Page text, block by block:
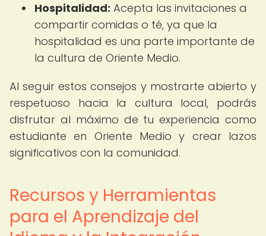
Hospitalidad: Acepta las invitaciones a
compartir comidas o té, ya que la
hospitalidad es una parte importante de
la cultura de Oriente Medio.
Al seguir estos consejos y mostrarte abierto y
respetuoso hacia la cultura local, podrás
disfrutar al máximo de tu experiencia como
estudiante en Oriente Medio y crear lazos
significativos con la comunidad.
Recursos y Herramientas
para el Aprendizaje del